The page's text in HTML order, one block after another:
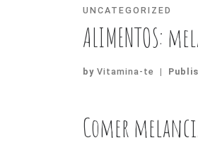
UNCATEGORIZED
ALIMENTOS:
by Vitamina-te |
Comer